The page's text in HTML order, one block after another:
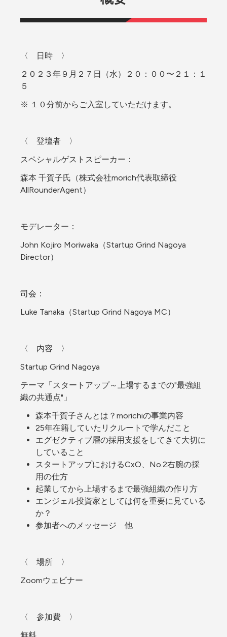
〈　日時　〉
２０２３年９月２７日（水）２０：００〜２１：１
５
※ １０分前からご入室していただけます。
〈　登壇者　〉
スペシャルゲストスピーカー：
森本 千賀子氏（株式会社morich代表取締役
AllRounderAgent）
モデレーター：
John Kojiro Moriwaka（Startup Grind Nagoya
Director）
司会：
Luke Tanaka（Startup Grind Nagoya MC）
〈　内容　〉
Startup Grind Nagoya
テーマ「スタートアップ～上場するまでの"最強組
織の共通点"」
森本千賀子さんとは？morichiの事業内容
25年在籍していたリクルートで学んだこと
エグゼクティブ層の採用支援をしてきて大切に
していること
スタートアップにおけるCxO、No.2右腕の採
用の仕方
起業してから上場するまで最強組織の作り方
エンジェル投資家としては何を重要に見ている
か？
参加者へのメッセージ　他
〈　場所　〉
Zoomウェビナー
〈　参加費　〉